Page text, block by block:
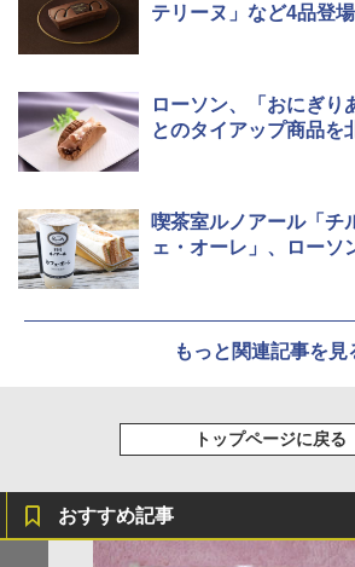
￥2,885
5
シャープ ウォータ
AX-XJ1-B ブラッ
￥44,800
テリーヌ」など4品登場
ローソン、「おにぎり
とのタイアップ商品を
喫茶室ルノアール「チ
ェ・オーレ」、ローソ
もっと関連記事を見
トップページに戻る
おすすめ記事